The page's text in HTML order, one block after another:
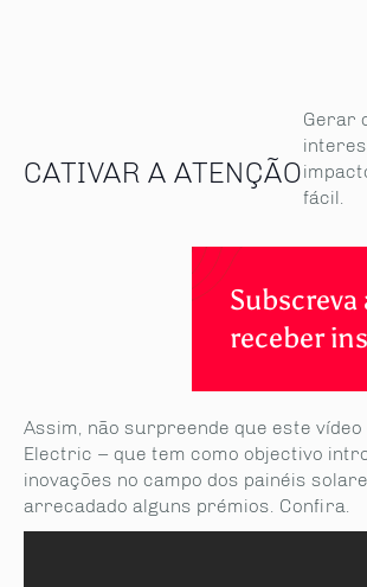
CATIVAR A ATENÇÃO
Gerar
fácil.
receber
Assim, não surpreende que este vídeo
Electric – que tem como objectivo
inovações no campo dos painéis
arrecadado alguns prémios. Confira.